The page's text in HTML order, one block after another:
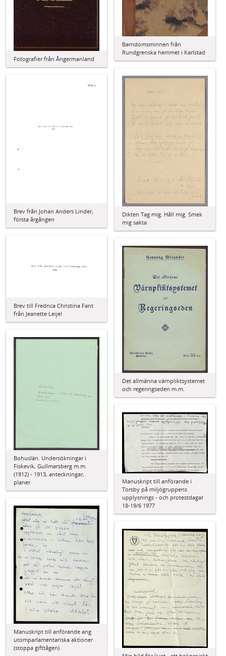
Fotografier från Ångermanland
Barndomsminnen från
Rundgrenska hemmet i Karlstad
Dikten Tag mig. Håll mig. Smek
mig sakta
Brev från Johan Anders Linder,
första årgången
Brev till Fredrica Christina Fant
från Jeanette Leijel
Det allmänna värnpliktsystemet
och regeringseden m.m.
Bohuslän. Undersökningar i
Fiskevik, Gullmarsberg m.m.
(1912) - 1913, anteckningar,
planer
Manuskript till anförande i
Torsby på miljögruppens
upplysnings - och protestdagar
18-19/6 1977
Manuskript till anförande ang
utomparlamentariska aktioner
(stoppa gifttågen)